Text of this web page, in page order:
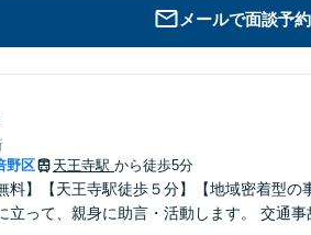
メールで面談予約
野区 天王寺駅 から徒歩5分
料】【天王寺駅徒歩５分】【地域密着型
立って、親身に助言・活動します。 交通